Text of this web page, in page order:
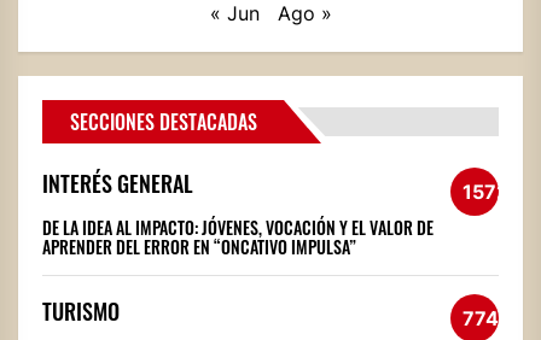
« Jun
Ago »
SECCIONES DESTACADAS
INTERÉS GENERAL 1572
DE LA IDEA AL IMPACTO: JÓVENES, VOCACIÓN Y EL VALOR DE
APRENDER DEL ERROR EN “ONCATIVO IMPULSA”
TURISMO 774